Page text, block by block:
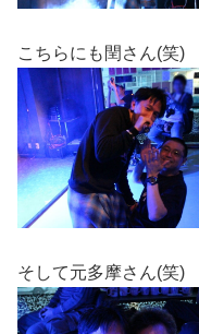
こちらにも閏さん(笑)
そして元多摩さん(笑)